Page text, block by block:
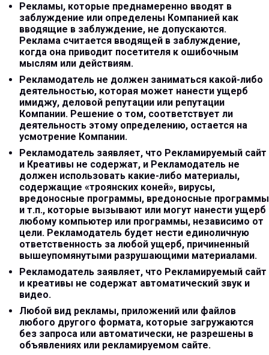
Рекламы, которые преднамеренно вводят в
заблуждение или определены Компанией как
вводящие в заблуждение, не допускаются.
Реклама считается вводящей в заблуждение,
когда она приводит посетителя к ошибочным
мыслям или действиям.
Рекламодатель не должен заниматься какой-либо
деятельностью, которая может нанести ущерб
имиджу, деловой репутации или репутации
Компании. Решение о том, соответствует ли
деятельность этому определению, остается на
усмотрение Компании.
Рекламодатель заявляет, что Рекламируемый сайт
и Креативы не содержат, и Рекламодатель не
должен использовать какие-либо материалы,
содержащие «троянских коней», вирусы,
вредоносные программы, вредоносные программы
и т.п., которые вызывают или могут нанести ущерб
любому компьютер или программы, независимо от
цели. Рекламодатель будет нести единоличную
ответственность за любой ущерб, причиненный
вышеупомянутыми разрушающими материалами.
Рекламодатель заявляет, что Рекламируемый сайт
и креативы не содержат автоматический звук и
видео.
Любой вид рекламы, приложений или файлов
любого другого формата, которые загружаются
без запроса или автоматически, не разрешены в
объявлениях или рекламируемом сайте.